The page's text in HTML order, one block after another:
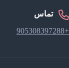
تماس
+905308397288